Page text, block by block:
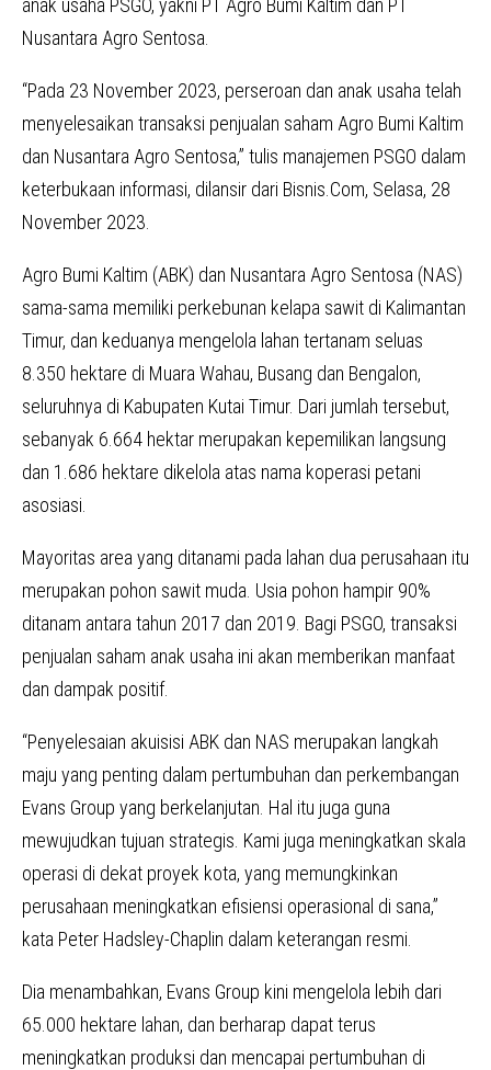
anak usaha PSGO, yakni PT Agro Bumi Kaltim dan PT
Nusantara Agro Sentosa.
“Pada 23 November 2023, perseroan dan anak usaha telah
menyelesaikan transaksi penjualan saham Agro Bumi Kaltim
dan Nusantara Agro Sentosa,” tulis manajemen PSGO dalam
keterbukaan informasi, dilansir dari Bisnis.Com, Selasa, 28
November 2023.
Agro Bumi Kaltim (ABK) dan Nusantara Agro Sentosa (NAS)
sama-sama memiliki perkebunan kelapa sawit di Kalimantan
Timur, dan keduanya mengelola lahan tertanam seluas
8.350 hektare di Muara Wahau, Busang dan Bengalon,
seluruhnya di Kabupaten Kutai Timur. Dari jumlah tersebut,
sebanyak 6.664 hektar merupakan kepemilikan langsung
dan 1.686 hektare dikelola atas nama koperasi petani
asosiasi.
Mayoritas area yang ditanami pada lahan dua perusahaan itu
merupakan pohon sawit muda. Usia pohon hampir 90%
ditanam antara tahun 2017 dan 2019. Bagi PSGO, transaksi
penjualan saham anak usaha ini akan memberikan manfaat
dan dampak positif.
“Penyelesaian akuisisi ABK dan NAS merupakan langkah
maju yang penting dalam pertumbuhan dan perkembangan
Evans Group yang berkelanjutan. Hal itu juga guna
mewujudkan tujuan strategis. Kami juga meningkatkan skala
operasi di dekat proyek kota, yang memungkinkan
perusahaan meningkatkan efisiensi operasional di sana,”
kata Peter Hadsley-Chaplin dalam keterangan resmi.
Dia menambahkan, Evans Group kini mengelola lebih dari
65.000 hektare lahan, dan berharap dapat terus
meningkatkan produksi dan mencapai pertumbuhan di